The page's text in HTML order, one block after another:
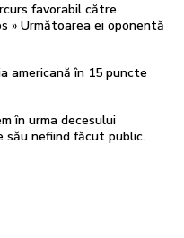
favorabil către
» Următoarea ei oponentă
americană în 15 puncte
în urma decesului
său nefiind făcut public.